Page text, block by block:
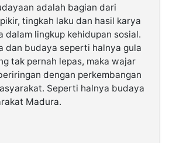
adalah bagian dari
tingkah laku dan hasil karya
dalam lingkup kehidupan sosial.
dan budaya seperti halnya gula
tak pernah lepas, maka wajar
dengan perkembangan
Seperti halnya budaya
Madura.